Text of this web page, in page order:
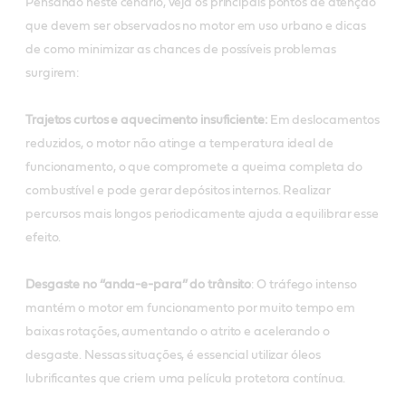
Pensando neste cenário, veja os principais pontos de atenção
que devem ser observados no motor em uso urbano e dicas
de como minimizar as chances de possíveis problemas
surgirem:
Trajetos curtos e aquecimento insuficiente:Em deslocamentos
reduzidos, o motor não atinge a temperatura ideal de
funcionamento, o que compromete a queima completa do
combustível e pode gerar depósitos internos. Realizar
percursos mais longos periodicamente ajuda a equilibrar esse
efeito.
Desgaste no “anda-e-para” do trânsito: O tráfego intenso
mantém o motor em funcionamento por muito tempo em
baixas rotações, aumentando o atrito e acelerando o
desgaste. Nessas situações, é essencial utilizar óleos
lubrificantes que criem uma película protetora contínua.